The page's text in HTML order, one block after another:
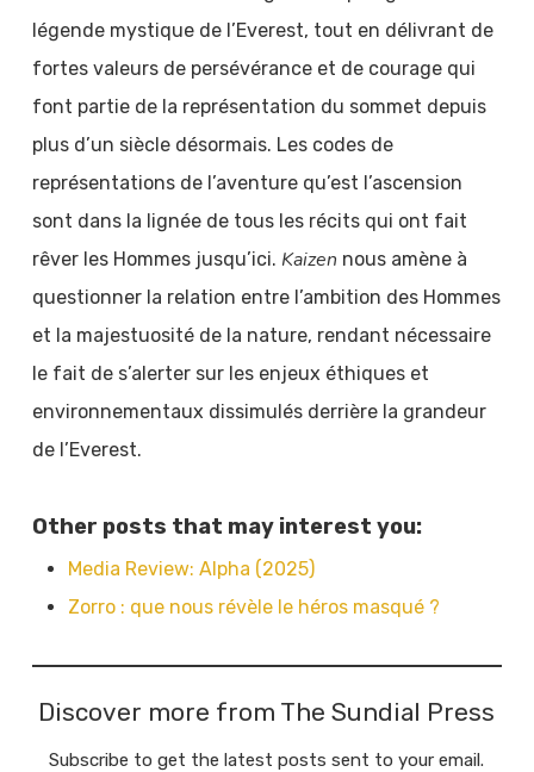
légende mystique de l’Everest, tout en délivrant de
fortes valeurs de persévérance et de courage qui
font partie de la représentation du sommet depuis
plus d’un siècle désormais. Les codes de
représentations de l’aventure qu’est l’ascension
sont dans la lignée de tous les récits qui ont fait
rêver les Hommes jusqu’ici. Kaizen nous amène à
questionner la relation entre l’ambition des Hommes
et la majestuosité de la nature, rendant nécessaire
le fait de s’alerter sur les enjeux éthiques et
environnementaux dissimulés derrière la grandeur
de l’Everest.
Other posts that may interest you:
Media Review: Alpha (2025)
Zorro : que nous révèle le héros masqué ?
Discover more from The Sundial Press
Subscribe to get the latest posts sent to your email.